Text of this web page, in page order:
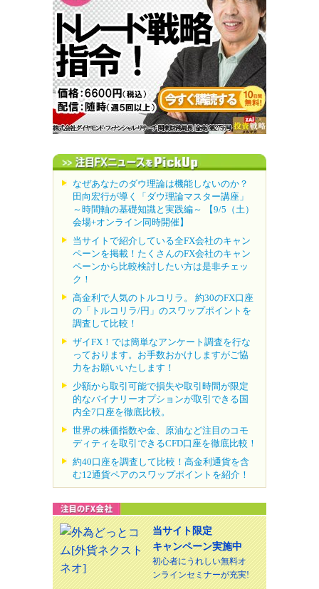
なぜあなたのダウ理論は機能しないのか？
田向宏行が導く「ダウ理論マスター講座」
～時間軸の基礎知識と実践編～ 【9/5（土）
会場+オンライン同時開催】
当サイトで紹介している全FX会社のキャン
ペーンを掲載！たくさんのFX会社のキャン
ペーンから比較検討したい方は是非チェッ
ク！
高金利で人気のトルコリラ。 約30のFX口座
の「トルコリラ/円」のスワップポイントを
調査して比較！
ザイFX！では簡単なアンケート調査を行な
っております。お手数おかけしますがご協
力をお願いいたします！
少額から取引可能で損失や取引時間が限定
的なバイナリーオプションが取引できる国
内全7口座を徹底比較。
世界の株価指数や金、原油など注目のコモ
ディティを取引できるCFD口座を徹底比較！
約40口座を調査して比較！高金利通貨を含
む12通貨ペアのスワップポイントを紹介！
当サイト限定
キャンペーン実施中
初心者にうれしい無料オ
ンラインセミナーが充実!